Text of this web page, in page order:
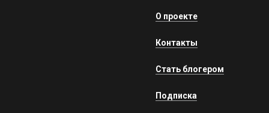
О проекте
Контакты
Стать блогером
Подписка